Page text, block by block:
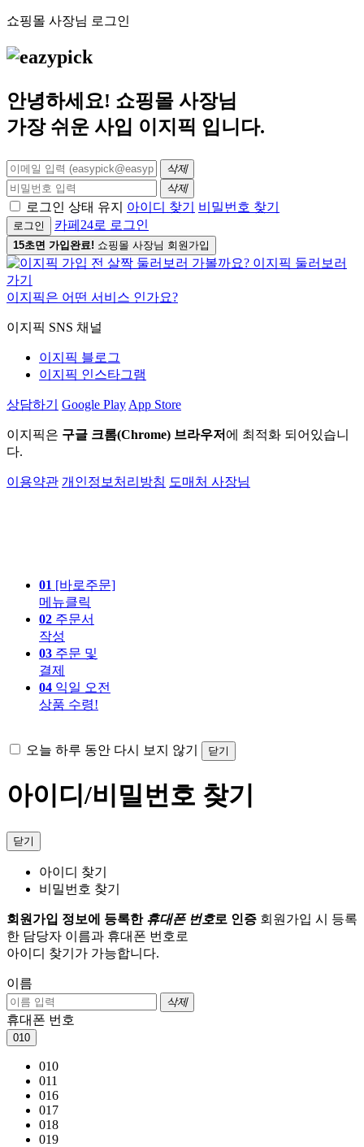
쇼핑몰 사장님 로그인
안녕하세요! 쇼핑몰 사장님
가장 쉬운 사입 이지픽 입니다.
삭제
삭제
로그인 상태 유지 아이디 찾기 비밀번호 찾기
로그인 카페24로 로그인
15초면 가입완료! 쇼핑몰 사장님 회원가입
이지픽은 어떤 서비스 인가요?
이지픽 SNS 채널
이지픽 블로그
이지픽 인스타그램
상담하기 Google Play App Store
이지픽은 구글 크롬(Chrome) 브라우저 에 최적화 되어있습니
다.
이용약관 개인정보처리방침 도매처 사장님
01 [바로주문]
메뉴클릭
02 주문서
작성
03 주문 및
결제
04 익일 오전
상품 수령!
오늘 하루 동안 다시 보지 않기 닫기
아이디/비밀번호 찾기
닫기
아이디 찾기
비밀번호 찾기
회원가입 정보에 등록한 휴대폰 번호로 인증 회원가입 시 등록
한 담당자 이름과 휴대폰 번호로
아이디 찾기가 가능합니다.
이름
삭제
휴대폰 번호
010
010
011
016
017
018
019